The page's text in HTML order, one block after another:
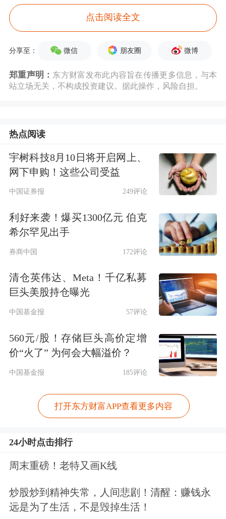
今年6月19日，上交所曾公告，决定自
2020年7月22日起修订上证综合指数的
一、指数样本被实施风险警示的，从被
的下一交易日起将其从指数样本中剔
除。被撤销风险警示措施的证券，从被
撤销风险警示措施次月的第二个星期五
的下一交易日起将其计入指数。
二、日均总市值排名在沪市前10位的新
上市证券，于上市满三个月后计入指
入指数。
三、上海证券交易所上市的红筹企业发
行的存托凭证、科创板上市证券将依据
修订后的编制方案计入上证综合指数。
除指数中被实施风险警示的证券，将新
点击阅读全文
分享至： 微信 朋友圈 微博
郑重声明： 东方财富发布此内容旨在传播更多信息，与本
站立场无关，不构成投资建议。据此操作，风险自担。
热点阅读
宇树科技8月10日将开启网上、
网下申购！这些公司受益
中国证券报 249评论
利好来袭！爆买1300亿元 伯克
希尔罕见出手
券商中国 172评论
清仓英伟达、Meta！千亿私募
巨头美股持仓曝光
中国基金报 57评论
560元/股！存储巨头高价定增
价“火了” 为何会大幅溢价？
中国基金报 185评论
打开东方财富APP查看更多内容
24小时点击排行
周末重磅！老特又画K线
炒股炒到精神失常，人间悲剧！清醒：赚钱永
远是为了生活，不是毁掉生活！